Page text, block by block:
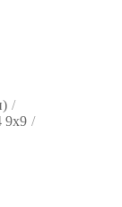
/
9x9 /